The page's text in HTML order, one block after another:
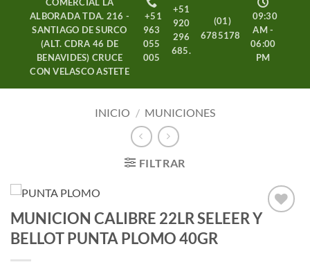
COMERCIAL LA
ALBORADA TDA. 216 -
SANTIAGO DE SURCO
(ALT. CDRA 46 DE
BENAVIDES) CRUCE
CON VELASCO ASTETE
09:30
AM -
06:00
PM
+51
963
055
005
+51
920
296
685.
(01)
6785178
INICIO / MUNICIONES
FILTRAR
MUNICION CALIBRE 22LR SELEER Y
BELLOT PUNTA PLOMO 40GR